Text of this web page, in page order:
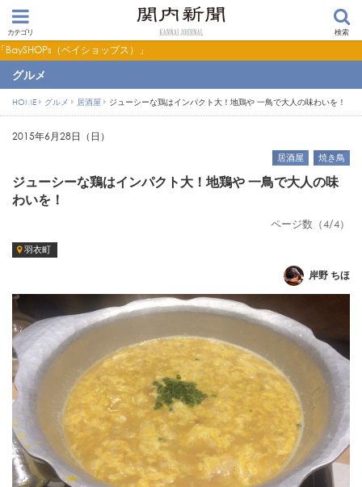
カテゴリ 検索
ップス）」
グルメ
HOME グルメ 居酒屋 ジューシーな鶏はインパクト大！地鶏や 一鳥で大人の味わいを！
2015年6月28日（日）
ジューシーな鶏はインパクト大！地鶏や 一鳥で大人の味
わいを！
ページ数（4/4）
居酒屋 焼き鳥
羽衣町
岸野 ちほ